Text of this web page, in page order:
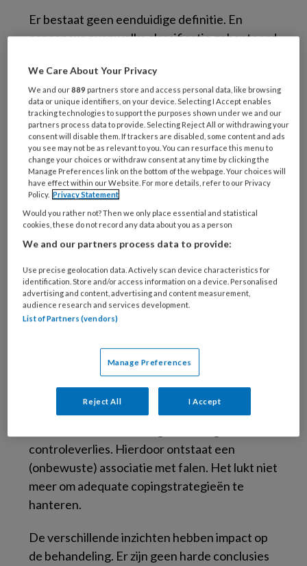
Er bestaat geen eenduidige definitie. En
consensus over welke classificatie gehanteerd
onduidelijk of onderzoeksbevindingen uit de
klinische psychologie toepasbaar zijn in de
algemene populatie. Om de diagnose klinische
burn-out te stellen kunnen clinici niet enkel
varen op vragenlijsten, omdat deze niet
onderscheidend zijn voor andere mentale
aandoeningen.
Chronische stress
Klinische burn-out wordt omschreven als
jarenlange chronische stress die men als
‘normaal’ is gaan zien. Er zijn verschillende
fasen in de pathogenese: (1) gebrek aan
aanpassing van het stresssysteem, (3)
chronische stress, en (4)
pseudopsychopathologie waarbij coping faalt.
In het laatste stadium (5) is sprake van klinische
controleverlies. Hierdoor ontstaat een
(onbewuste) associatie met falen. Het lukt niet
meer om adequate copingstrategieën te
hanteren.
De verschillende inzichten hebben impact op
de behandeling. Er zijn geen harde conclusies
We Care About Your Privacy
We and our889 partners store and access personal data, like browsing
data or unique identifiers, on your device. Selecting I Accept enables
tracking technologies to support the purposes shown under we and our
partners process data to provide. Selecting Reject All or withdrawing your
consent will disable them. If trackers are disabled, some content and ads
you see may not be as relevant to you. You can resurface this menu to
change your choices or withdraw consent at any time by clicking the
Manage Preferences link on the bottom of the webpage. Your choices will
have effect within our Website. For more details, refer to our Privacy
Policy. Privacy Statement
Would you rather not? Then we only place essential and statistical
cookies, these do not record any data about you as a person
We and our partners process data to provide:
Use precise geolocation data. Actively scan device characteristics for
identification. Store and/or access information on a device. Personalised
advertising and content, advertising and content measurement,
audience research and services development.
List of Partners (vendors)
Manage Preferences
Reject All I Accept